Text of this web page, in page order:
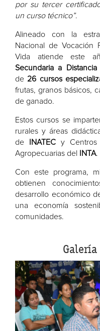
por su tercer
un curso técnico”.
Alineado con la
Nacional de Vocación
Vida atiende este
Secundaria a
de 26 cursos
frutas, granos básicos,
de ganado.
Estos cursos se
rurales y áreas
de
INATEC y Centros
Agropecuarias del
INTA.
Con este programa,
obtienen
desarrollo económico
una economía
comunidades.